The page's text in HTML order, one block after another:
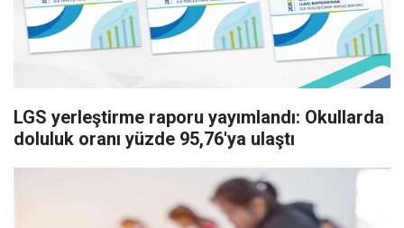
LGS yerleştirme raporu yayımlandı: Okullarda
doluluk oranı yüzde 95,76'ya ulaştı